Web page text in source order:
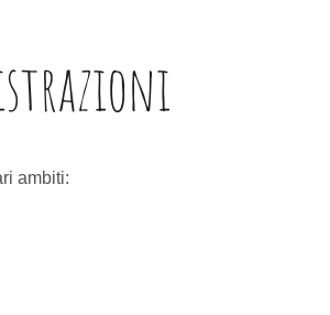
ambiti: